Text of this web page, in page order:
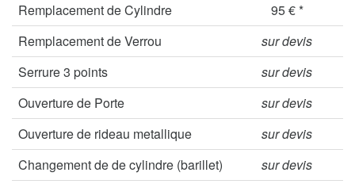
Remplacement de Cylindre
95 € *
Remplacement de Verrou
sur devis
Serrure 3 points
sur devis
Ouverture de Porte
sur devis
Ouverture de rideau metallique
sur devis
Changement de de cylindre (barillet)
sur devis